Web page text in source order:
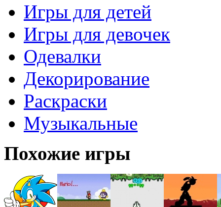
Игры для детей
Игры для девочек
Одевалки
Декорирование
Раскраски
Музыкальные
Похожие игры